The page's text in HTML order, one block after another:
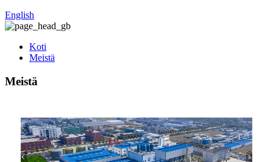
English
Koti
Meistä
Meistä